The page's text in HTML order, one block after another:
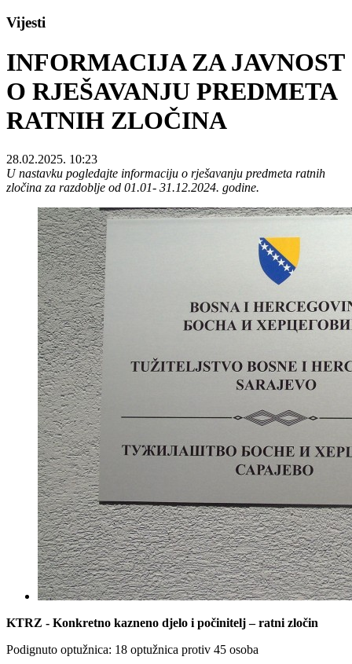
Vijesti
INFORMACIJA ZA JAVNOST
O RJEŠAVANJU PREDMETA
RATNIH ZLOČINA
28.02.2025. 10:23
U nastavku pogledajte informaciju o rješavanju predmeta ratnih
zločina za razdoblje od 01.01- 31.12.2024. godine.
KTRZ - Konkretno kazneno djelo i počinitelj – ratni zločin
Podignuto optužnica: 18 optužnica protiv 45 osoba